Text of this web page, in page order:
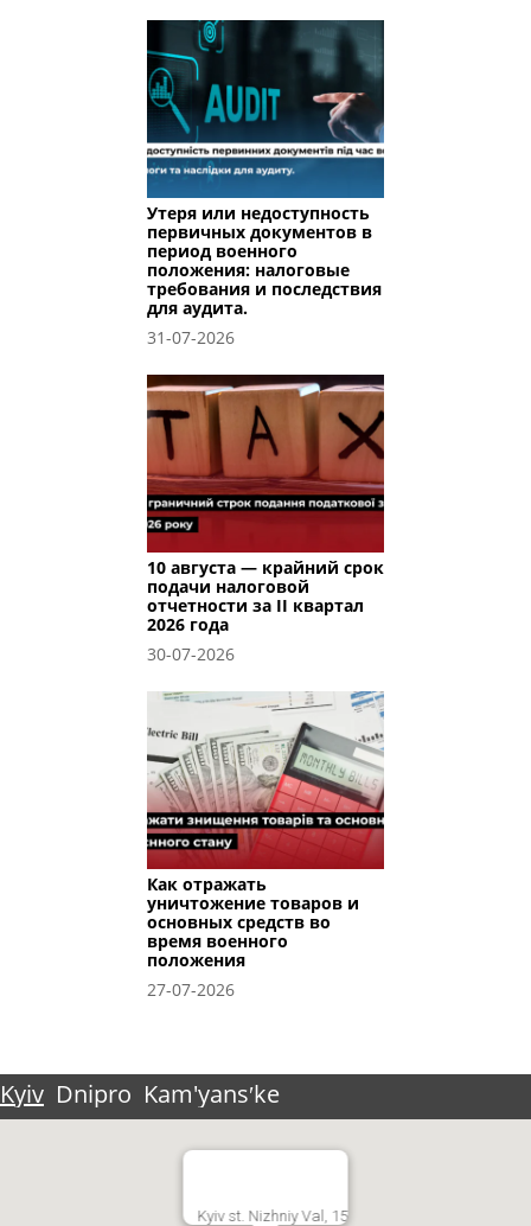
Утеря или недоступность
первичных документов в
период военного
положения: налоговые
требования и последствия
для аудита.
31-07-2026
10 августа — крайний срок
подачи налоговой
отчетности за II квартал
2026 года
30-07-2026
Как отражать
уничтожение товаров и
основных средств во
время военного
положения
27-07-2026
Kyiv Dnipro Kam'yansʹke
Kyiv st. Nizhniy Val, 15